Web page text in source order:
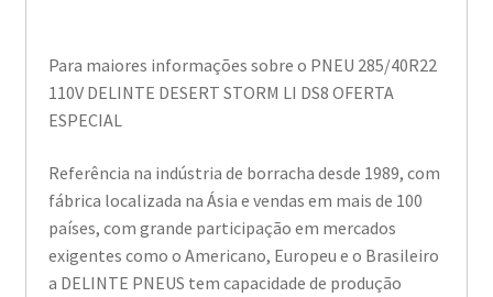
Para maiores informações sobre o PNEU 285/40R22
110V DELINTE DESERT STORM LI DS8 OFERTA
ESPECIAL
Referência na indústria de borracha desde 1989, com
fábrica localizada na Ásia e vendas em mais de 100
países, com grande participação em mercados
exigentes como o Americano, Europeu e o Brasileiro
a DELINTE PNEUS tem capacidade de produção